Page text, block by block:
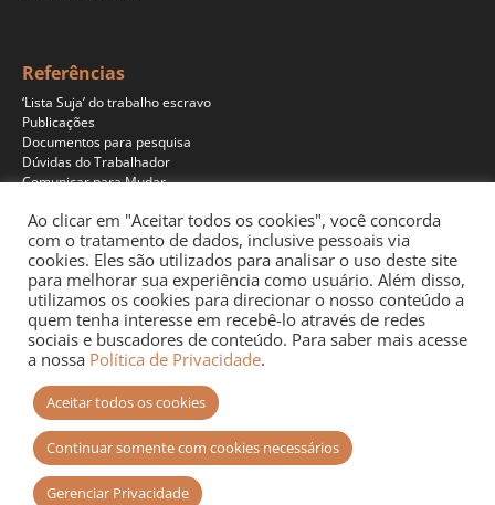
Referências
‘Lista Suja’ do trabalho escravo
Publicações
Documentos para pesquisa
Dúvidas do Trabalhador
Comunicar para Mudar
Programas
Jornalismo
Pesquisa
Educação
Documentários
Ao clicar em "Aceitar todos os cookies", você concorda
com o tratamento de dados, inclusive pessoais via
cookies. Eles são utilizados para analisar o uso deste site
para melhorar sua experiência como usuário. Além disso,
utilizamos os cookies para direcionar o nosso conteúdo a
quem tenha interesse em recebê-lo através de redes
sociais e buscadores de conteúdo. Para saber mais acesse
a nossa Política de Privacidade.
Aceitar todos os cookies
Continuar somente com cookies necessários
Gerenciar Privacidade